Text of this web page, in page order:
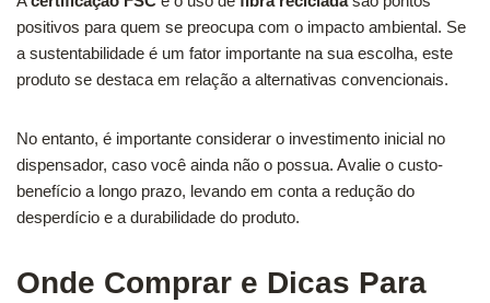
positivos para quem se preocupa com o impacto ambiental. Se
a sustentabilidade é um fator importante na sua escolha, este
produto se destaca em relação a alternativas convencionais.
No entanto, é importante considerar o investimento inicial no
dispensador, caso você ainda não o possua. Avalie o custo-
benefício a longo prazo, levando em conta a redução do
desperdício e a durabilidade do produto.
Onde Comprar e Dicas Para